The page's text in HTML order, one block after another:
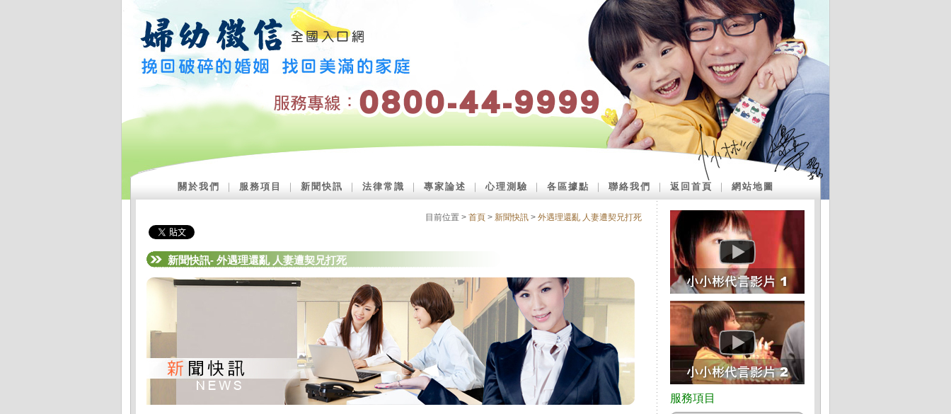
關於我們 服務項目 新聞快訊 法律常識 專家論述 ｜心理測驗 各區據點 聯絡我們 返回首頁 網站地圖
目前位置 > 首頁 > 新聞快訊 > 外遇理還亂 人妻遭契兄打死
新聞快訊- 外遇理還亂 人妻遭契兄打死